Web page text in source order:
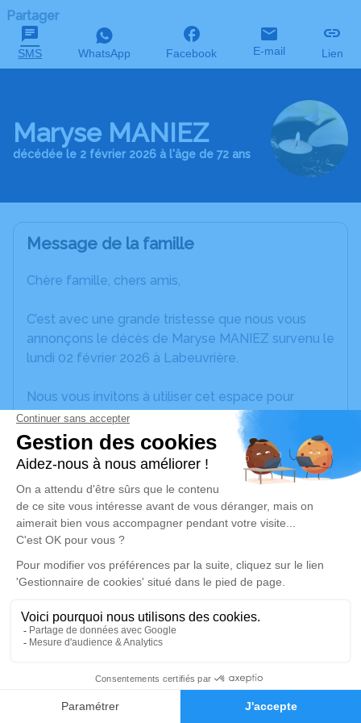
Faire-part Hommages
Partager
SMS WhatsApp Facebook E-mail Lien
Maryse MANIEZ
décédée le 2 février 2026 à l'âge de 72 ans
Message de la famille
Chère famille, chers amis,
C’est avec une grande tristesse que nous vous
annonçons le décès de Maryse MANIEZ survenu le
lundi 02 février 2026 à Labeuvrière.
Nous vous invitons à utiliser cet espace pour
laisser vos condoléances, partager des photos
souvenirs, une anecdote ou exprimer vos pensées
à travers des poèmes ou des textes. Cet endroit
est un lieu d'expression dédié à honorer la
mémoire de Maryse MANIEZ.
Déroulé des obsèques
Les informations sur la cérémonie seront
bientôt disponibles.
dès que ces informations seront disponibles.
Recevoir une alerte par e-mail*